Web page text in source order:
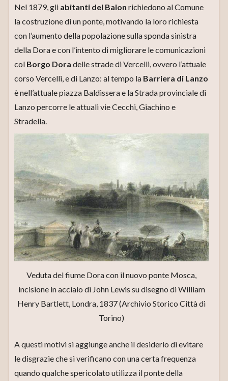
Nel 1879, gli abitanti del Balon richiedono al Comune
la costruzione di un ponte, motivando la loro richiesta
con l’aumento della popolazione sulla sponda sinistra
della Dora e con l’intento di migliorare le comunicazioni
col Borgo Dora delle strade di Vercelli, ovvero l’attuale
corso Vercelli, e di Lanzo: al tempo la Barriera di Lanzo
è nell’attuale piazza Baldissera e la Strada provinciale di
Lanzo percorre le attuali vie Cecchi, Giachino e
Stradella.
Veduta del fiume Dora con il nuovo ponte Mosca,
incisione in acciaio di John Lewis su disegno di William
Henry Bartlett, Londra, 1837 (Archivio Storico Città di
Torino)
A questi motivi si aggiunge anche il desiderio di evitare
le disgrazie che si verificano con una certa frequenza
quando qualche spericolato utilizza il ponte della